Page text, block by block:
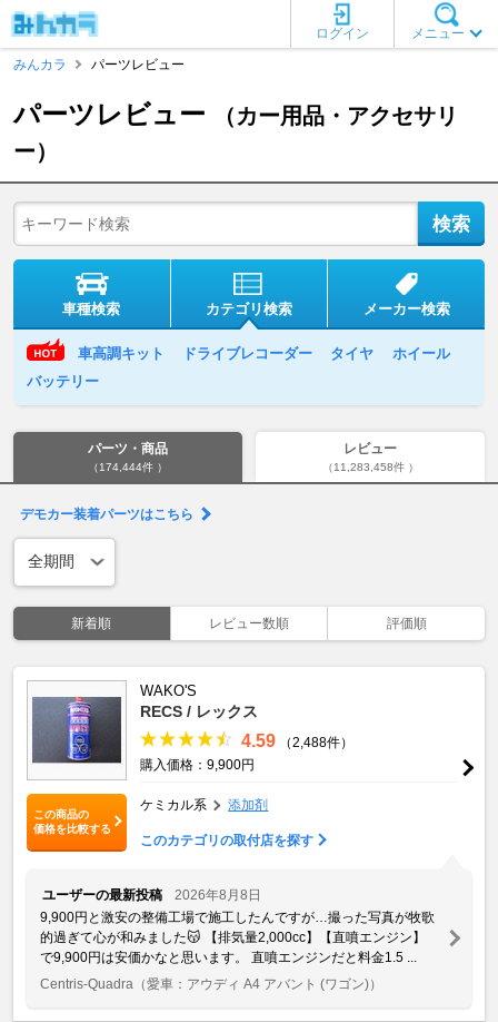
メニュー
ログイン
みんカラ
パーツレビュー
パーツレビュー
（カー用品・アクセサリ
ー）
車種検索 カテゴリ検索 メーカー検索
車高調キット ドライブレコーダー タイヤ
ホイール
バッテリー
パーツ・商品
（174,444件 ）
レビュー
（11,283,458件 ）
デモカー装着パーツはこちら
新着順 レビュー数順 評価順
この商品の
価格を比較する
WAKO'S
RECS / レックス
4.59
（2,488件）
購入価格：9,900円
ケミカル系 添加剤
このカテゴリの取付店を探す
ユーザーの最新投稿
2026年8月8日
9,900円と激安の整備工場で施工したんですが…撮った写真が牧歌
的過ぎて心が和みました😽 【排気量2,000cc】【直噴エンジン】
で9,900円は安価かなと思います。 直噴エンジンだと料金1.5 ...
Centris-Quadra （愛車：アウディ A4 アバント (ワゴン)）